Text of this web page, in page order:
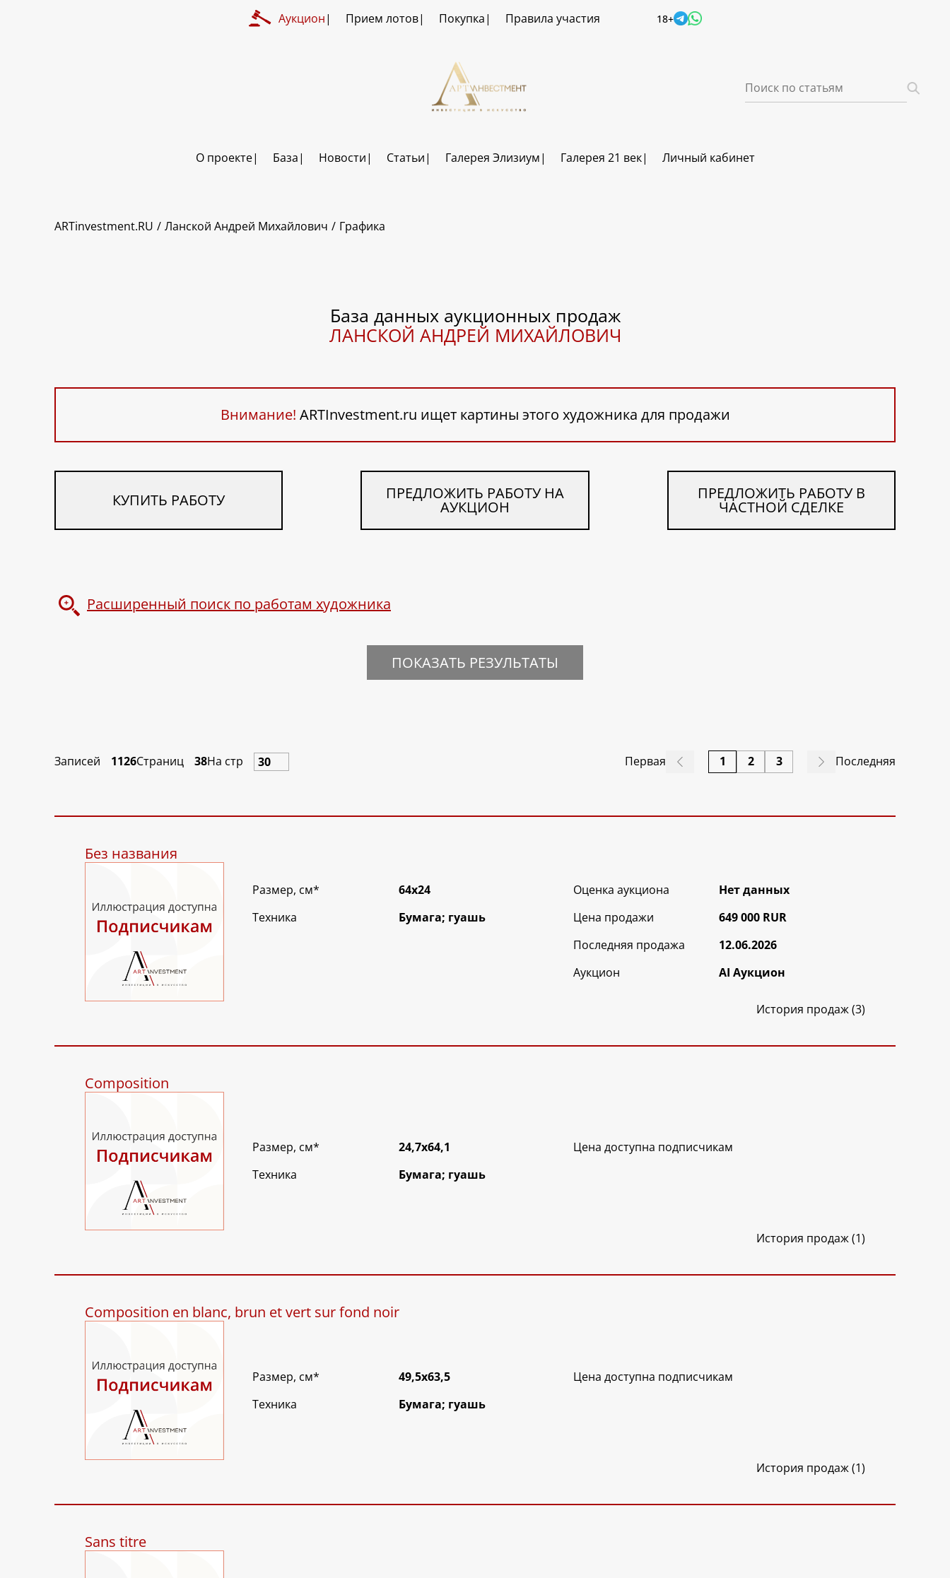
Аукцион Прием лотов Покупка Правила участия 18+
О проекте База Новости Статьи Галерея Элизиум Галерея 21 век Личный кабинет
ARTinvestment.RU Ланской Андрей Михайлович Графика
База данных аукционных продаж
ЛАНСКОЙ АНДРЕЙ МИХАЙЛОВИЧ
Внимание! ARTInvestment.ru ищет картины этого художника для продажи
КУПИТЬ РАБОТУ ПРЕДЛОЖИТЬ РАБОТУ НА
АУКЦИОН
ПРЕДЛОЖИТЬ РАБОТУ В
ЧАСТНОЙ СДЕЛКЕ
Расширенный поиск по работам художника
ПОКАЗАТЬ РЕЗУЛЬТАТЫ
Записей 1126Страниц 38На стр Первая 1 2 3 Последняя
Без названия
Размер, см*
64х24
Техника
Бумага; гуашь
Оценка аукциона
Нет данных
Цена продажи
649 000 RUR
Последняя продажа
12.06.2026
Аукцион
AI Аукцион
История продаж (3)
Composition
Размер, см*
24,7х64,1
Техника
Бумага; гуашь
Цена доступна подписчикам
История продаж (1)
Composition en blanc, brun et vert sur fond noir
Размер, см*
49,5х63,5
Техника
Бумага; гуашь
Цена доступна подписчикам
История продаж (1)
Sans titre